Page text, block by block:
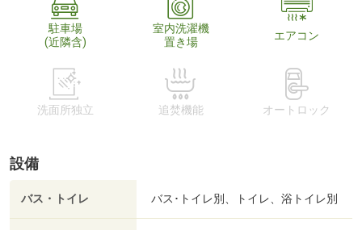
駐車場
(近隣含)
室内洗濯機
置き場
エアコン
洗面所独立 追焚機能 オートロック
設備
バス・トイレ バス･トイレ別、トイレ、浴トイレ別